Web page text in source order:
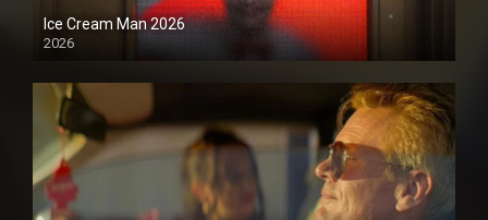
Ice Cream Man 2026
2026